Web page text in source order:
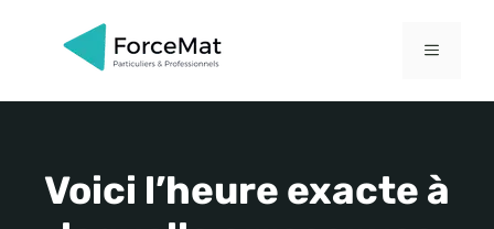
MENU
Voici l’heure exacte à